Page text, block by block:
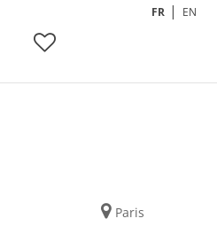
FR EN
Paris